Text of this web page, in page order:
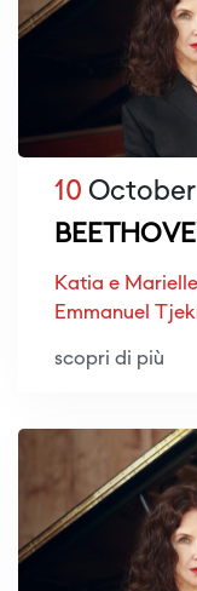
10
Katia e
Emmanuel
scopri di più